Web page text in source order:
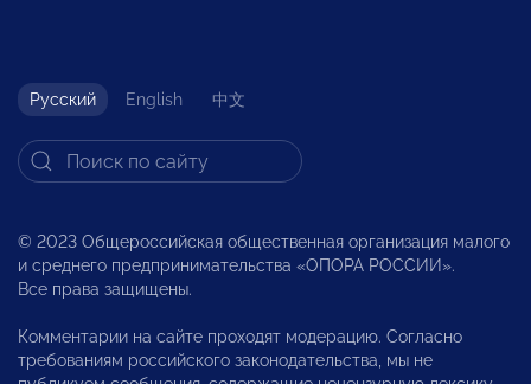
Русский English 中文
© 2023 Общероссийская общественная организация малого
и среднего предпринимательства «ОПОРА РОССИИ».
Все права защищены.
Комментарии на сайте проходят модерацию. Согласно
требованиям российского законодательства, мы не